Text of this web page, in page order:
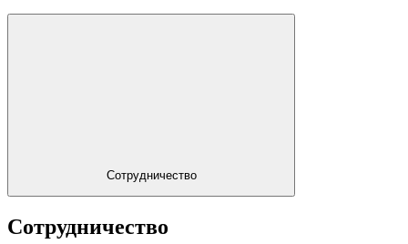
Сотрудничество
Сотрудничество